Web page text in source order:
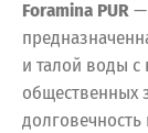
Foramina PUR—
и талой воды с
общественных